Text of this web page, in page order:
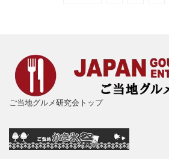
ご当地グルメ研究会トップ